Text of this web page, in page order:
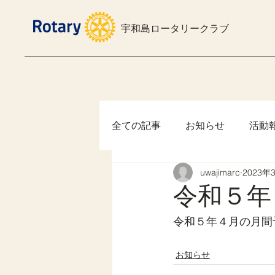
宇和島ロータリークラブ
全ての記事 お知らせ 活動
令和５
uwajimarc 2023年
令和５年４月の月
お知らせ